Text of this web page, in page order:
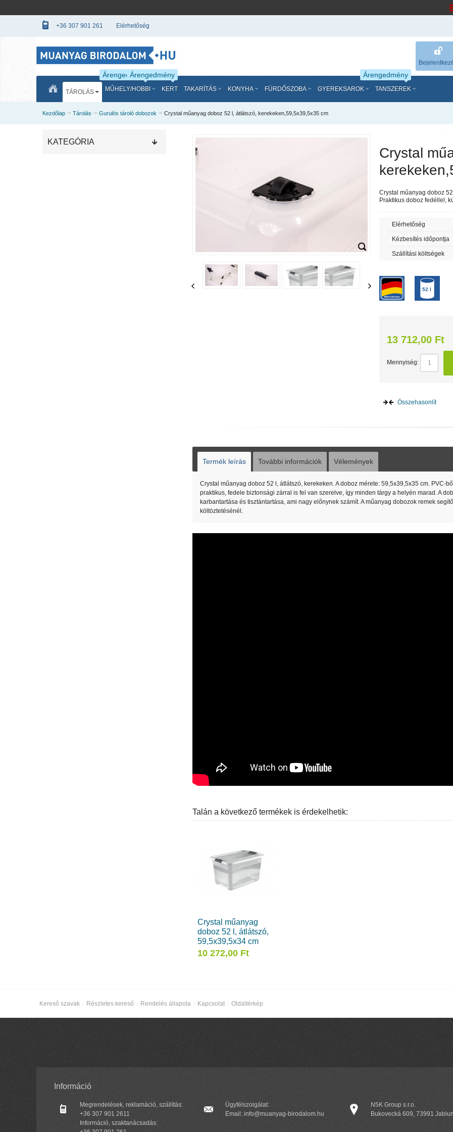
+36 307 901 261 Elérhetőség
TÁROLÁS MŰHELY/HOBBI
Árengedmény
KERT
Árengedmény
TAKARÍTÁS KONYHA FÜRDŐSZOBA GYEREKSAROK TANSZEREK
Árengedmény
Kezdőlap Tárolás Gurulós tároló dobozok Crystal műanyag doboz 52 l, átlátszó, kerekeken,59,5x39,5x35 cm
Crystal
Crystal műanyag doboz
Praktikus doboz fedéllel,
Elérhetőség
Kézbesítés időpontja
Szállítási költségek
52 l
13 712,00 Ft
Mennyiség:
Összehasonlít
Termék leírás További információk Vélemények
Crystal műanyag doboz 52 l, átlátszó, kerekeken. A doboz mérete: 59,5x39,5x35 cm. PVC-
praktikus, fedele biztonsági zárral is fel van szerelve, így minden tárgy a helyén marad. A
karbantartása és tisztántartása, ami nagy előnynek számít. A műanyag dobozok remek
költöztetésénél.
Talán a következő termékek is érdekelhetik:
Crystal műanyag
doboz 52 l, átlátszó,
59,5x39,5x34 cm
10 272,00 Ft
KATEGÓRIA
Kereső szavak Részletes kereső Rendelés állapota Kapcsolat Oldaltérkép
Információ
Megrendelések, reklamáció, szállítás:
+36 307 901 2611
Információ, szaktanácsadás:
Ügyfélszolgálat:
Email: info@muanyag-birodalom.hu
N5K Group s.r.o.
Bukovecká 609, 73991